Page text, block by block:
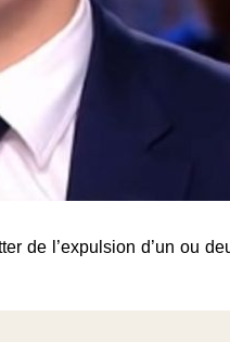
de l’expulsion d’un ou